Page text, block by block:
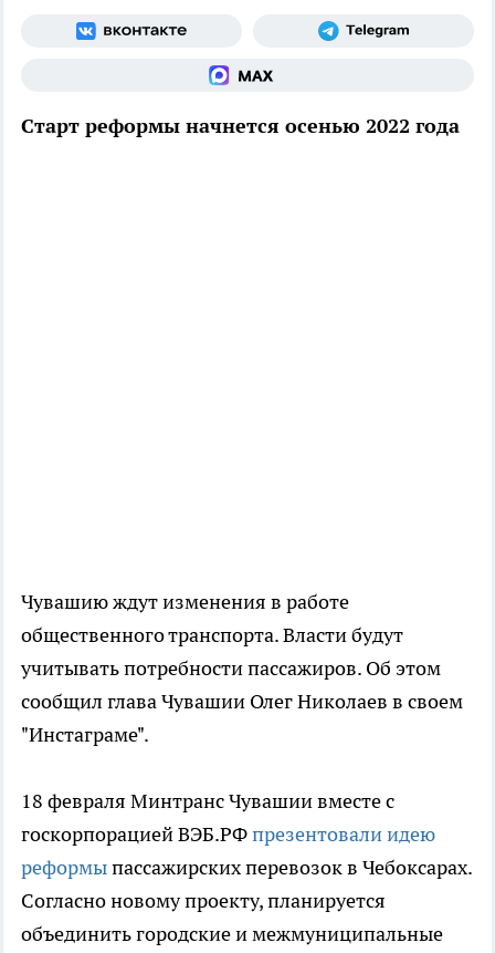
Старт реформы начнется осенью 2022 года
Чувашию ждут изменения в работе
общественного транспорта. Власти будут
учитывать потребности пассажиров. Об этом
сообщил глава Чувашии Олег Николаев в своем
"Инстаграме".
18 февраля Минтранс Чувашии вместе с
госкорпорацией ВЭБ.РФпрезентовали идею
реформыпассажирских перевозок в Чебоксарах.
Согласно новому проекту, планируется
объединить городские и межмуниципальные